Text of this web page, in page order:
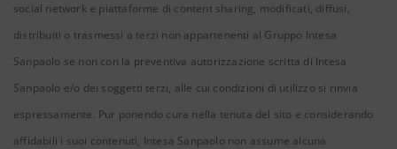
social network e piattaforme di content sharing, modificati, diffusi,
distribuiti o trasmessi a terzi non appartenenti al Gruppo Intesa
Sanpaolo se non con la preventiva autorizzazione scritta di Intesa
Sanpaolo e/o dei soggetti terzi, alle cui condizioni di utilizzo si rinvia
espressamente. Pur ponendo cura nella tenuta del sito e considerando
affidabili i suoi contenuti, Intesa Sanpaolo non assume alcuna